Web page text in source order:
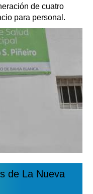
de cuatro
para personal.
de La Nueva